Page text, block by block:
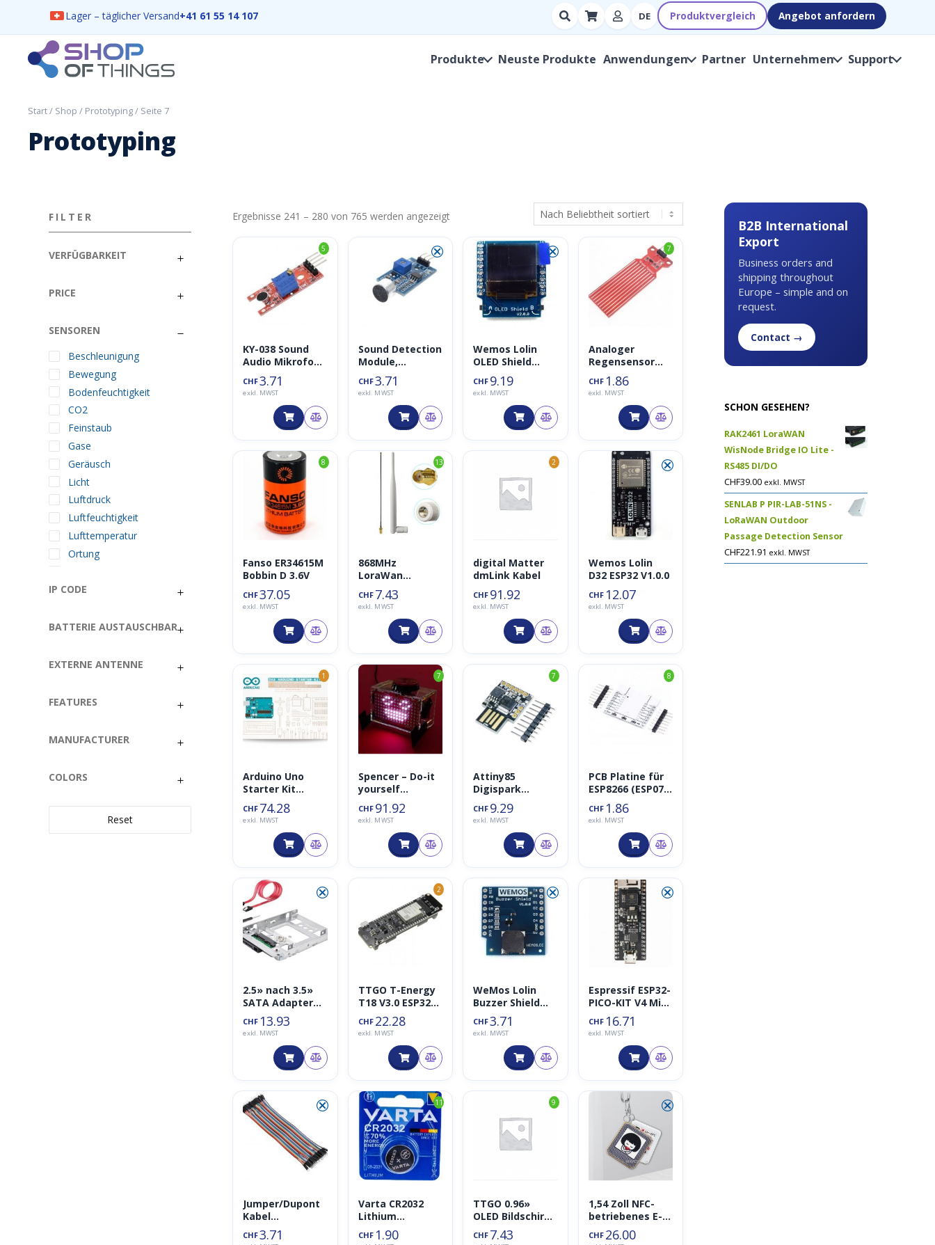
Lager – täglicher Versand+41 61 55 14 107
Suchen
nach
Hersteller,
DE Produktvergleich Angebot anfordern
ShopOfThings
Produkte Neuste Produkte Anwendungen Partner Unternehmen Support
Start/ Shop / Prototyping/ Seite 7
Prototyping
FILTER
VERFÜGBARKEIT
PRICE
SENSOREN
Beschleunigung
Bewegung
Bodenfeuchtigkeit
CO2
Feinstaub
Gase
Geräusch
Licht
Luftdruck
Luftfeuchtigkeit
Lufttemperatur
Ortung
Regen
VOC
IP CODE
BATTERIE AUSTAUSCHBAR
EXTERNE ANTENNE
FEATURES
MANUFACTURER
COLORS
Reset
B2B International
Export
Business orders and
shipping throughout
Europe – simple and on
request.
Contact →
SCHON GESEHEN?
RAK2461 LoraWAN
WisNode Bridge IO Lite -
RS485 DI/DO
CHF39.00 exkl. MWST
SENLAB P PIR-LAB-51NS -
LoRaWAN Outdoor
Passage Detection Sensor
CHF221.91 exkl. MWST
Ergebnisse 241 – 280 von 765 werden angezeigtNach
Beliebtheit
sortiert
5
KY-038 Sound
Audio Mikrofon
Geräusche
Sensor
CHF3.71
exkl. MWST
⮿
Sound Detection
Module,
Geräuschsensor
/Akustiksensor
CHF3.71
exkl. MWST
⮿
Wemos Lolin
OLED Shield
64×48
CHF 9.19
exkl. MWST
7
Analoger
Regensensor
Wasserstandse
nsor
CHF 1.86
exkl. MWST
8
Fanso ER34615M
Bobbin D 3.6V
CHF37.05
exkl. MWST
13
868MHz
LoraWan
Antenne 5dbi
inkl. 21cm
RP_SMA/u.FL
Verlängerung
(weiss)
CHF 7.43
exkl. MWST
2
digital Matter
dmLink Kabel
CHF 91.92
exkl. MWST
⮿
Wemos Lolin
D32 ESP32 V1.0.0
CHF 12.07
exkl. MWST
1
Arduino Uno
Starter Kit
Deutsch inkl.
Buch ab 8 Jahren
CHF 74.28
exkl. MWST
7
Spencer – Do-it
yourself
OpenSource
Voice Assistant
von CircuitMess
CHF 91.92
exkl. MWST
7
Attiny85
Digispark
Kickstarter
Development
Board
CHF 9.29
exkl. MWST
8
PCB Platine für
ESP8266 (ESP07,
ESP08, ESP-12E
und ESP-12F)
CHF 1.86
exkl. MWST
⮿
2.5» nach 3.5»
SATA Adapter
Einbaurahmen
für
Laufwerksgehä
use / Harddisk
HDD SSD
CHF 13.93
exkl. MWST
2
TTGO T-Energy
T18 V3.0 ESP32-
WROVER-E mit
18650
Batterieadapter
CHF 22.28
exkl. MWST
⮿
WeMos Lolin
Buzzer Shield
V1.0.0
CHF3.71
exkl. MWST
⮿
Espressif ESP32-
PICO-KIT V4 Mini
Entwicklungsbo
ard
CHF 16.71
exkl. MWST
⮿
Jumper/Dupont
Kabel
Breadboard
Male-Male 40
CHF3.71
11
Varta CR2032
Lithium
Knopfzelle
CHF 1.90
9
TTGO 0.96»
OLED Bildschirm
128×64 (T-Beam,
T-SIM
CHF 7.43
⮿
1,54 Zoll NFC-
betriebenes E-
Paper/E-Ink Tag,
keine Batterie,
CHF 26.00